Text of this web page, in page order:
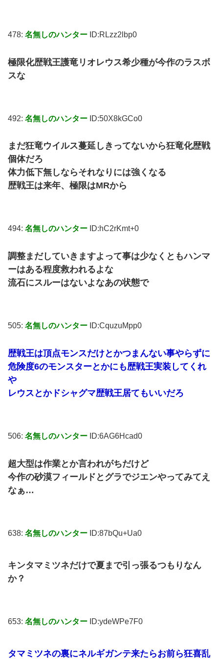
478: 名無しのハンター ID:RLzz2lbp0
極限化歴戦王護竜リオレウス希少種が今作のラスボ
スな
492: 名無しのハンター ID:50X8kGCo0
まだ狂竜ウイルス蔓延しきってないから狂竜化歴戦
個体だろ
体力低下無しならそれなりには強くなる
歴戦王は来年、極限はMRから
494: 名無しのハンター ID:hC2rKmt+0
調整まだしていきますよって事は少なくともハンマ
ーはある程度救われるよな
流石にスルーはないよなあの状態で
505: 名無しのハンター ID:CquzuMpp0
歴戦王は頂点モンスだけとかつまんない事やらずに
危険度6のモンスターとかにも歴戦王実装してくれ
や
レウスとかドシャグマ歴戦王居てもいいだろ
506: 名無しのハンター ID:6AG6Hcad0
超大型は作業とか言われがちだけど
今作の砂漠フィールドとグラでジエンやってみてえ
なぁ…
638: 名無しのハンター ID:87bQu+Ua0
キンタマミツネだけで夏まで引っ張るつもりなん
か？
653: 名無しのハンター ID:ydeWPe7F0
タマミツネの裏にネルギガンテ来たらお前ら狂喜乱